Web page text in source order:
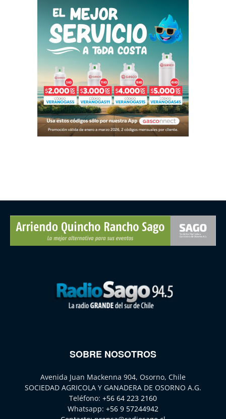
SOBRE NOSOTROS
Avenida Juan Mackenna 904, Osorno, Chile
SOCIEDAD AGRICOLA Y GANADERA DE OSORNO A.G.
Teléfono: +56 64 223 2160
Whatsapp: +56 9 57244942